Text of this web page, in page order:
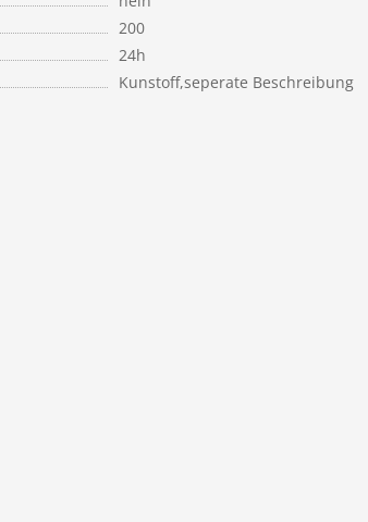
200
24h
Kunstoff,seperate Beschreibung